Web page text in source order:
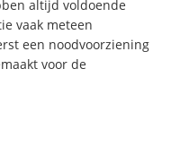
altijd voldoende
vaak meteen
een noodvoorziening
voor de